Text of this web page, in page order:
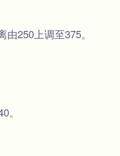
250上调至375。